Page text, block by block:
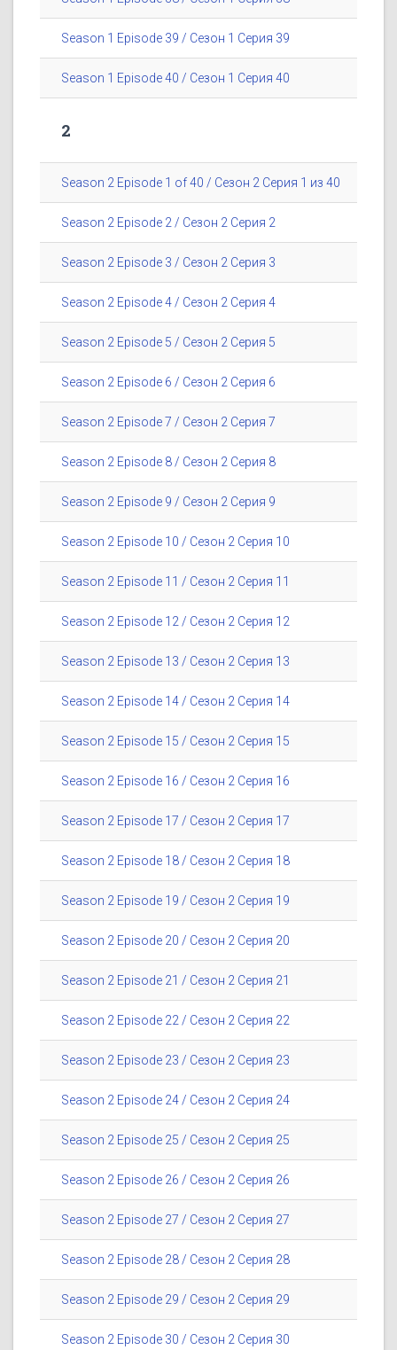
Season 1 Episode 39 / Сезон 1 Серия 39
Season 1 Episode 40 / Сезон 1 Серия 40
2
Season 2 Episode 1 of 40 / Сезон 2 Серия 1 из 40
Season 2 Episode 2 / Сезон 2 Серия 2
Season 2 Episode 3 / Сезон 2 Серия 3
Season 2 Episode 4 / Сезон 2 Серия 4
Season 2 Episode 5 / Сезон 2 Серия 5
Season 2 Episode 6 / Сезон 2 Серия 6
Season 2 Episode 7 / Сезон 2 Серия 7
Season 2 Episode 8 / Сезон 2 Серия 8
Season 2 Episode 9 / Сезон 2 Серия 9
Season 2 Episode 10 / Сезон 2 Серия 10
Season 2 Episode 11 / Сезон 2 Серия 11
Season 2 Episode 12 / Сезон 2 Серия 12
Season 2 Episode 13 / Сезон 2 Серия 13
Season 2 Episode 14 / Сезон 2 Серия 14
Season 2 Episode 15 / Сезон 2 Серия 15
Season 2 Episode 16 / Сезон 2 Серия 16
Season 2 Episode 17 / Сезон 2 Серия 17
Season 2 Episode 18 / Сезон 2 Серия 18
Season 2 Episode 19 / Сезон 2 Серия 19
Season 2 Episode 20 / Сезон 2 Серия 20
Season 2 Episode 21 / Сезон 2 Серия 21
Season 2 Episode 22 / Сезон 2 Серия 22
Season 2 Episode 23 / Сезон 2 Серия 23
Season 2 Episode 24 / Сезон 2 Серия 24
Season 2 Episode 25 / Сезон 2 Серия 25
Season 2 Episode 26 / Сезон 2 Серия 26
Season 2 Episode 27 / Сезон 2 Серия 27
Season 2 Episode 28 / Сезон 2 Серия 28
Season 2 Episode 29 / Сезон 2 Серия 29
Season 2 Episode 30 / Сезон 2 Серия 30